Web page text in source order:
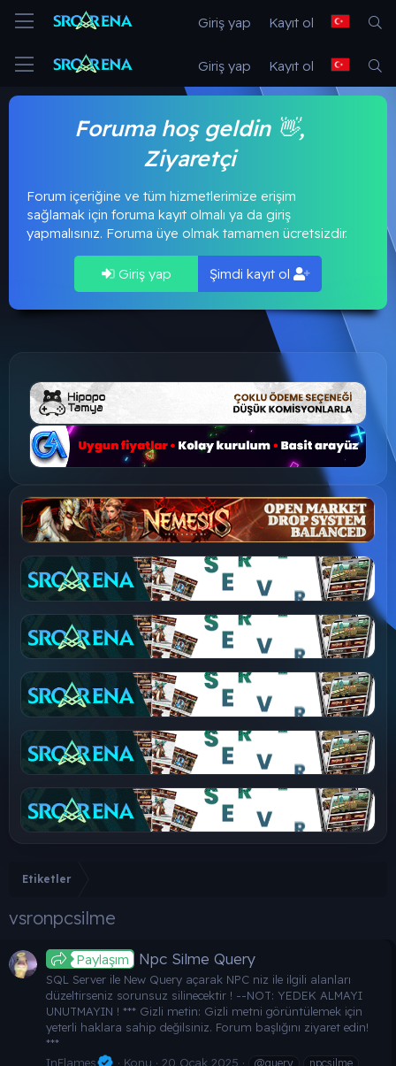
Giriş yap Kayıt ol
Giriş yap Kayıt ol
Foruma hoş geldin 👋,
Ziyaretçi
Forum içeriğine ve tüm hizmetlerimize erişim
sağlamak için foruma kayıt olmalı ya da giriş
yapmalısınız. Foruma üye olmak tamamen ücretsizdir.
Giriş yap Şimdi kayıt ol
Etiketler
vsronpcsilme
Paylaşım Npc Silme Query
SQL Server ile New Query açarak NPC niz ile ilgili alanları
düzeltirseniz sorunsuz silinecektir ! --NOT: YEDEK ALMAYI
UNUTMAYIN ! *** Gizli metin: Gizli metni görüntülemek için
yeterli haklara sahip değilsiniz. Forum başlığını ziyaret edin!
***
InFlames
Konu 20 Ocak 2025 @query
npcsilme